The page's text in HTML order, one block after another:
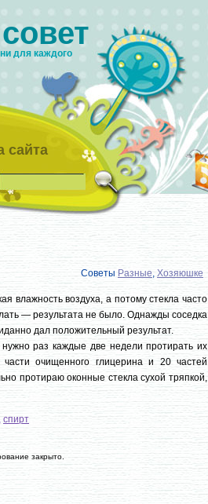
для каждого
сайта
Советы Разные, Хозяюшке
влажность воздуха, а потому стекла часто
— результата не было. Однажды соседка
дал положительный результат.
раз каждые две недели протирать их
очищенного глицерина и 20 частей
протираю оконные стекла сухой тряпкой,
спирт
закрыто.